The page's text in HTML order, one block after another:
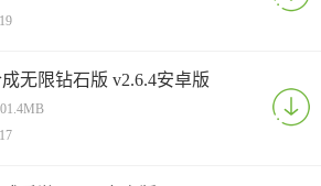
无限钻石版 v2.6.4安卓版